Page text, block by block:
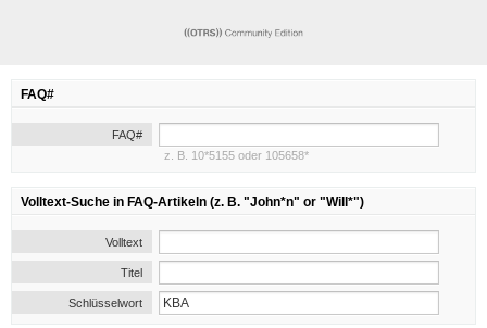
FAQ#
FAQ#
z. B. 10*5155 oder 105658*
Volltext-Suche in FAQ-Artikeln (z. B. "John*n" or "Will*")
Volltext
Titel
Schlüsselwort